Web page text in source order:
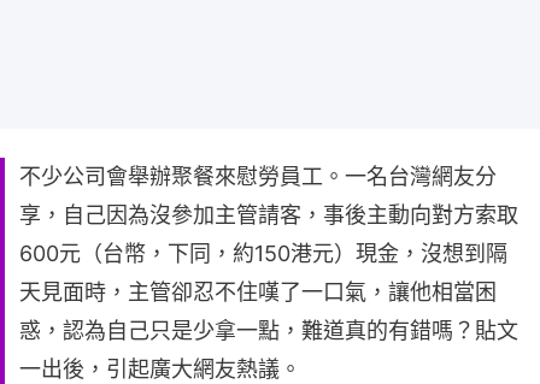
不少公司會舉辦聚餐來慰勞員工。一名台灣網友分
享，自己因為沒參加主管請客，事後主動向對方索取
600元（台幣，下同，約150港元）現金，沒想到隔
天見面時，主管卻忍不住嘆了一口氣，讓他相當困
惑，認為自己只是少拿一點，難道真的有錯嗎？貼文
一出後，引起廣大網友熱議。